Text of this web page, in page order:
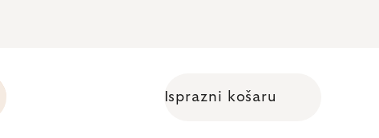
Isprazni košaru